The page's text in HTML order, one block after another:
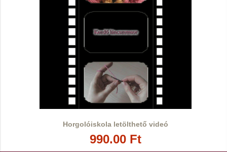
Horgolóiskola letölthető videó
990.00 Ft